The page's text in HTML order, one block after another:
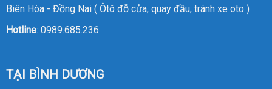
Biên Hòa - Đồng Nai ( Ôtô đỗ cửa, quay đầu, tránh xe oto )
Hotline: 0989.685.236
TẠI BÌNH DƯƠNG